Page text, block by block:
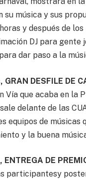
su música y sus
y después de
DJ para gente
dar paso a la
DESFILE DE
Vía que acaba en la
delante de las
equipos de
y la buena
DE
participantesy